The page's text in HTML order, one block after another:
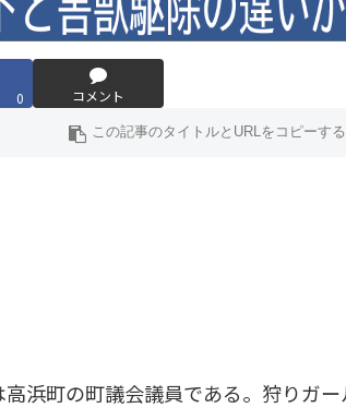
0 コメント
浜町の町議会議員である。狩りガ